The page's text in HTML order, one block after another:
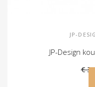
JP-
JP-Design
€